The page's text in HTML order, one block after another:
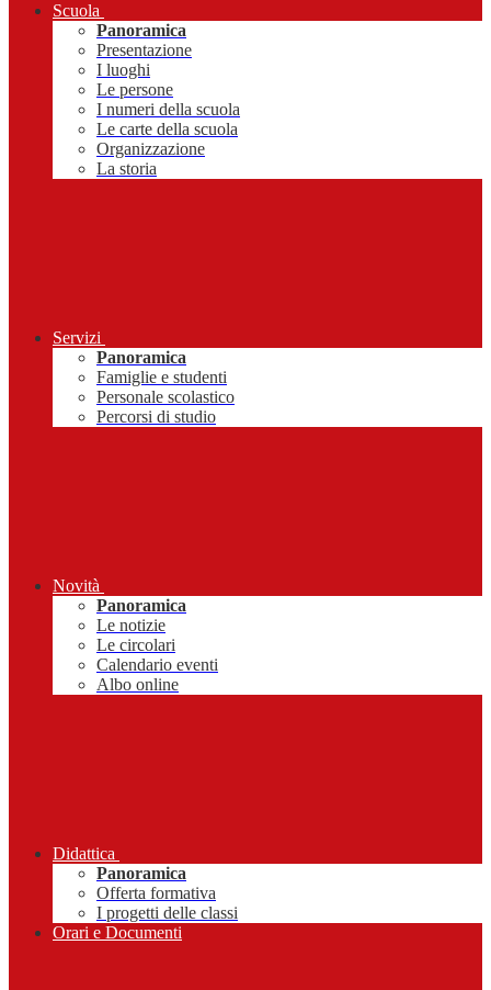
Scuola
Panoramica
Presentazione
I luoghi
Le persone
I numeri della scuola
Le carte della scuola
Organizzazione
La storia
Servizi
Panoramica
Famiglie e studenti
Personale scolastico
Percorsi di studio
Novità
Panoramica
Le notizie
Le circolari
Calendario eventi
Albo online
Didattica
Panoramica
Offerta formativa
I progetti delle classi
Orari e Documenti